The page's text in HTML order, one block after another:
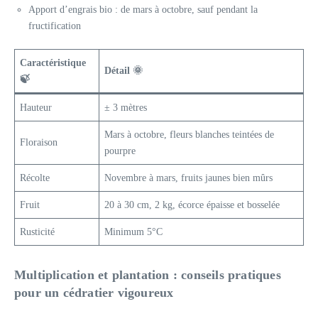
Apport d’engrais bio : de mars à octobre, sauf pendant la
fructification
Caractéristique
🍃
Détail 🌞
Hauteur ± 3 mètres
Floraison
Mars à octobre, fleurs blanches teintées de
pourpre
Récolte Novembre à mars, fruits jaunes bien mûrs
Fruit 20 à 30 cm, 2 kg, écorce épaisse et bosselée
Rusticité Minimum 5°C
Multiplication et plantation : conseils pratiques
pour un cédratier vigoureux